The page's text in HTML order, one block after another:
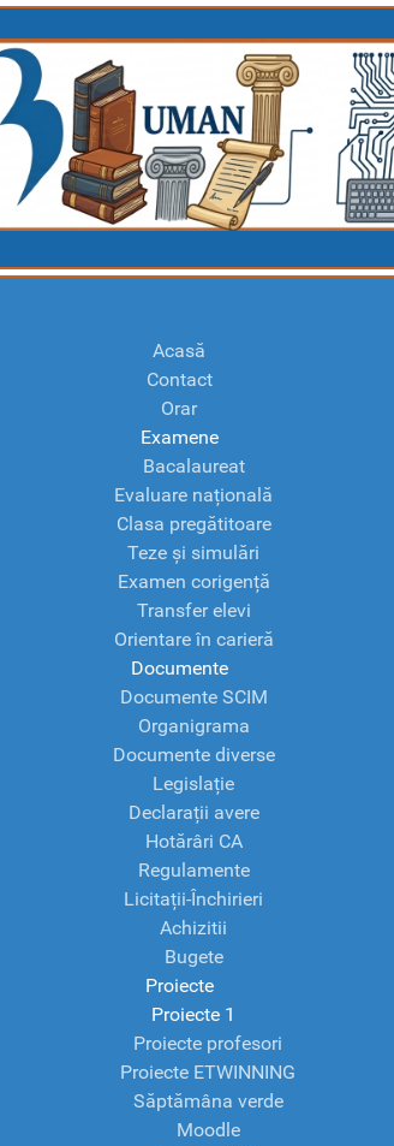
Acasă
Contact
Orar
Examene
Bacalaureat
Evaluare națională
Clasa pregătitoare
Teze și simulări
Examen corigență
Transfer elevi
Orientare în carieră
Documente
Documente SCIM
Organigrama
Documente diverse
Legislație
Declarații avere
Hotărâri CA
Regulamente
Licitații-Închirieri
Achizitii
Bugete
Proiecte
Proiecte 1
Proiecte profesori
Proiecte ETWINNING
Săptămâna verde
Moodle